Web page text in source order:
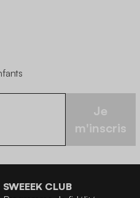
Je
m'inscris
SWEEEK CLUB